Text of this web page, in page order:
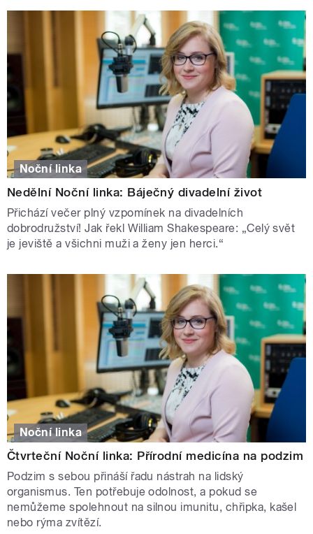
Noční linka
Nedělní Noční linka: Báječný divadelní život
Přichází večer plný vzpomínek na divadelních
dobrodružství! Jak řekl William Shakespeare: „Celý svět
je jeviště a všichni muži a ženy jen herci.“
Noční linka
Čtvrteční Noční linka: Přírodní medicína na podzim
Podzim s sebou přináší řadu nástrah na lidský
organismus. Ten potřebuje odolnost, a pokud se
nemůžeme spolehnout na silnou imunitu, chřipka, kašel
nebo rýma zvítězí.